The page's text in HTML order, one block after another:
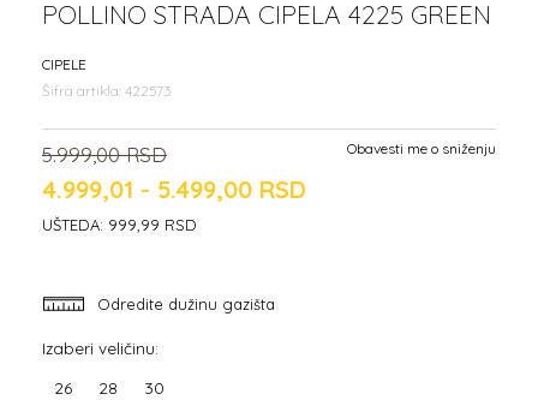
POLLINO STRADA CIPELA 4225 GREEN
CIPELE
Šifra artikla: 422573
5.999,00 RSD
4.999,01 - 5.499,00 RSD
UŠTEDA: 999,99 RSD
Obavesti me o sniženju
Odredite dužinu gazišta
Izaberi veličinu:
26 28 30